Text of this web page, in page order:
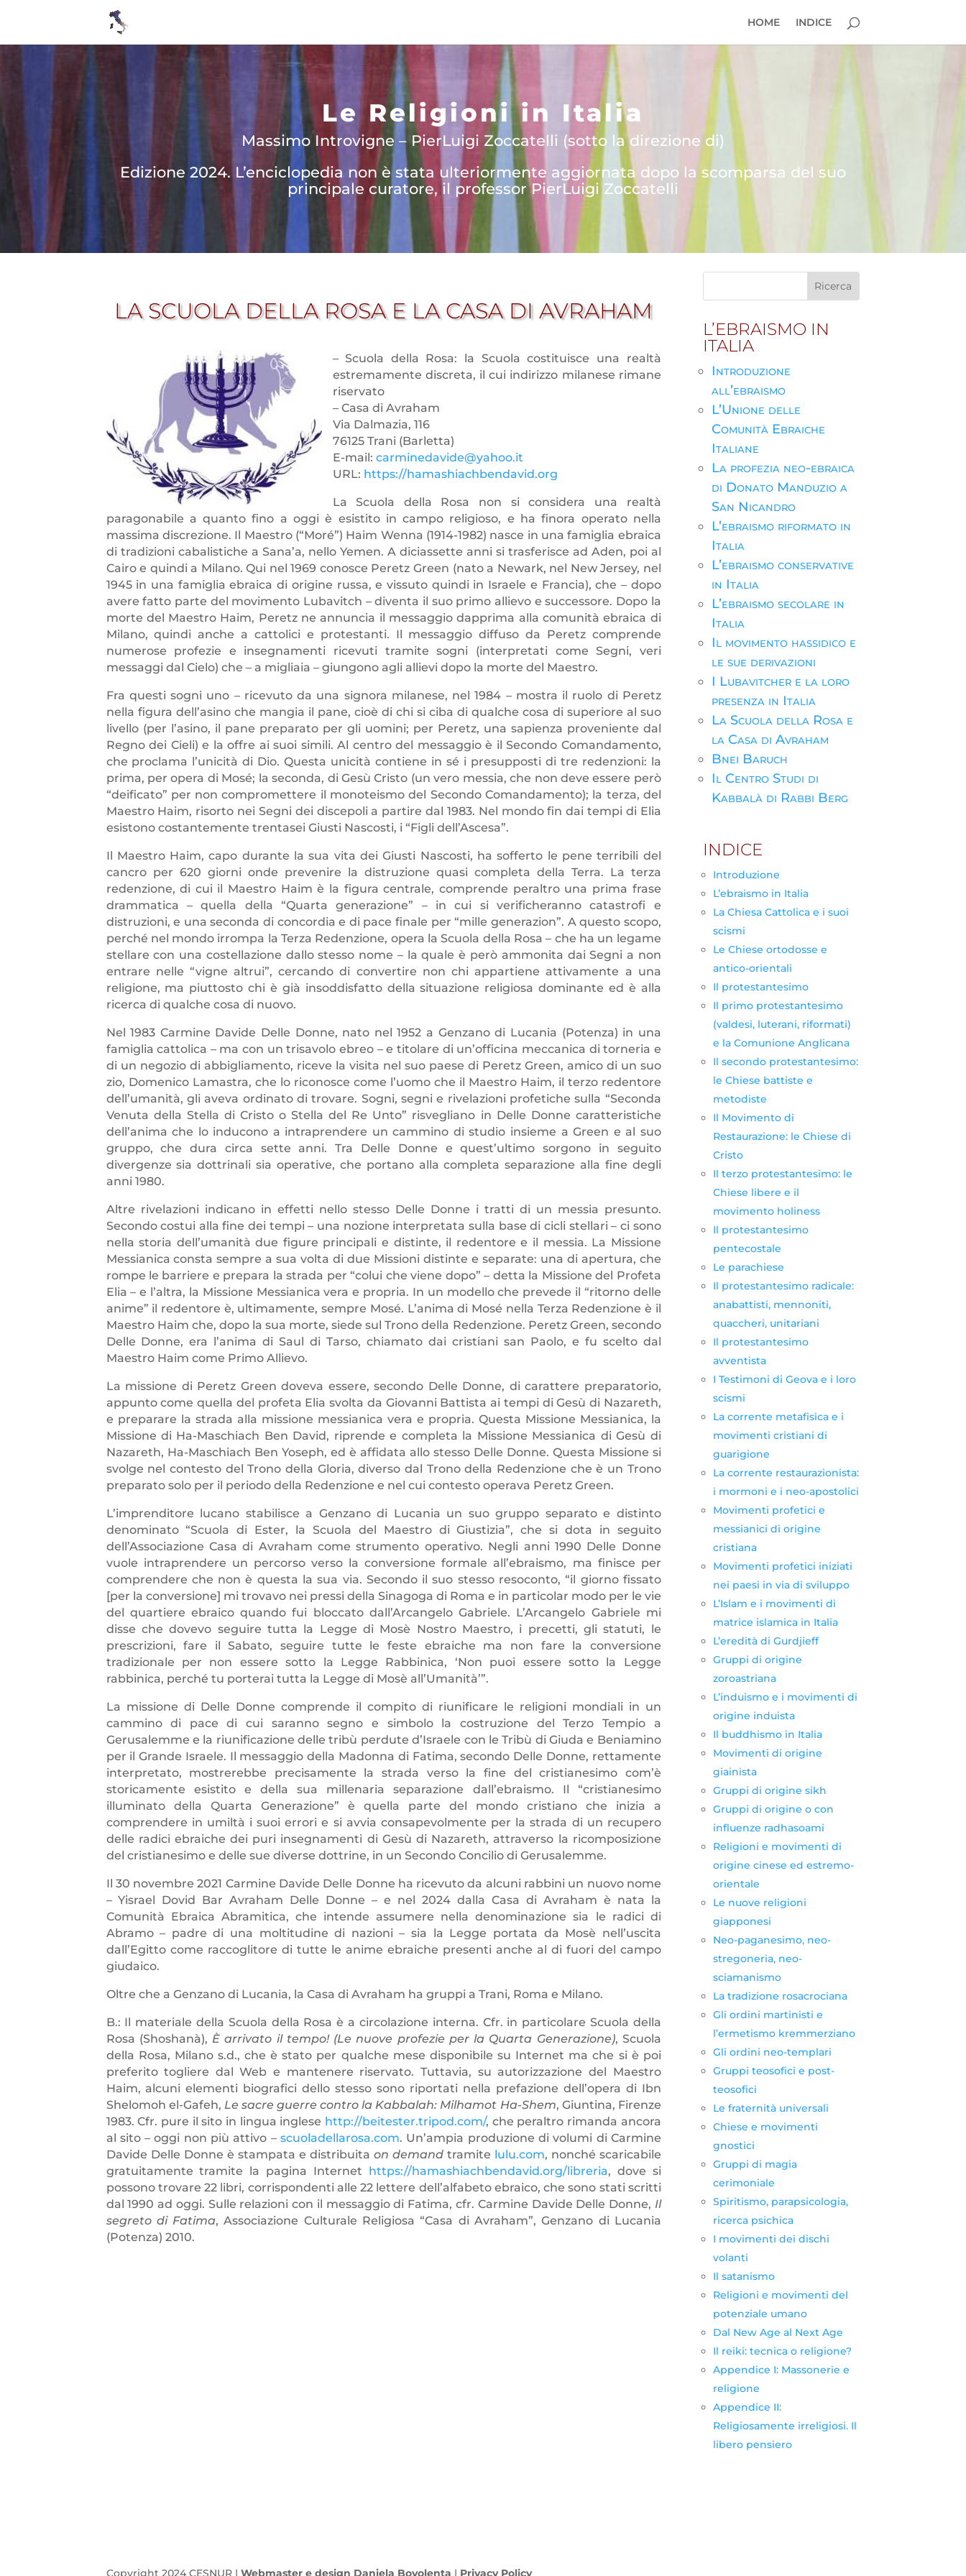
HOME INDICE
Le Religioni in Italia
Massimo Introvigne – PierLuigi Zoccatelli (sotto la direzione di)
Edizione 2024. L’enciclopedia non è stata ulteriormente aggiornata dopo la scomparsa del suo
principale curatore, il professor PierLuigi Zoccatelli
LA SCUOLA DELLA ROSA E LA CASA DI AVRAHAM
– Scuola della Rosa: la Scuola costituisce una realtà
estremamente discreta, il cui indirizzo milanese rimane
riservato
– Casa di Avraham
Via Dalmazia, 116
76125 Trani (Barletta)
E-mail: carminedavide@yahoo.it
URL: https://hamashiachbendavid.org
La Scuola della Rosa non si considera una realtà
paragonabile a quanto fino a oggi è esistito in campo religioso, e ha finora operato nella
massima discrezione. Il Maestro (“Moré”) Haim Wenna (1914-1982) nasce in una famiglia ebraica
di tradizioni cabalistiche a Sana’a, nello Yemen. A diciassette anni si trasferisce ad Aden, poi al
Cairo e quindi a Milano. Qui nel 1969 conosce Peretz Green (nato a Newark, nel New Jersey, nel
1945 in una famiglia ebraica di origine russa, e vissuto quindi in Israele e Francia),che – dopo
avere fatto parte del movimento Lubavitch – diventa il suo primo allievo e successore. Dopo la
morte del Maestro Haim, Peretz ne annuncia il messaggio dapprima alla comunità ebraica di
Milano, quindi anche a cattolici e protestanti. Il messaggio diffuso da Peretz comprende
numerose profezie e insegnamenti ricevuti tramite sogni (interpretati come Segni, veri
messaggi dal Cielo) che – a migliaia – giungono agli allievi dopo la morte del Maestro.
Fra questi sogni uno – ricevuto da una signora milanese, nel 1984 – mostra il ruolo di Peretz
nella figura dell’asino che mangia il pane, cioè di chi si ciba di qualche cosa di superiore al suo
livello (per l’asino, il pane preparato per gli uomini; per Peretz, una sapienza proveniente dal
Regno dei Cieli) e la offre ai suoi simili. Al centro del messaggio è il Secondo Comandamento,
che proclama l’unicità di Dio. Questa unicità contiene in sé i presupposti di tre redenzioni: la
prima, per opera di Mosé; la seconda, di Gesù Cristo (un vero messia, che non deve essere però
“deificato” per non compromettere il monoteismo del Secondo Comandamento); la terza, del
Maestro Haim, risorto nei Segni dei discepoli a partire dal 1983. Nel mondo fin dai tempi di Elia
esistono costantemente trentasei Giusti Nascosti, i “Figli dell’Ascesa”.
Il Maestro Haim, capo durante la sua vita dei Giusti Nascosti, ha sofferto le pene terribili del
cancro per 620 giorni onde prevenire la distruzione quasi completa della Terra. La terza
redenzione, di cui il Maestro Haim è la figura centrale, comprende peraltro una prima frase
drammatica – quella della “Quarta generazione” – in cui si verificheranno catastrofi e
distruzioni, e una seconda di concordia e di pace finale per “mille generazion”. A questo scopo,
perché nel mondo irrompa la Terza Redenzione, opera la Scuola della Rosa – che ha un legame
stellare con una costellazione dallo stesso nome – la quale è però ammonita dai Segni a non
entrare nelle “vigne altrui”, cercando di convertire non chi appartiene attivamente a una
religione, ma piuttosto chi è già insoddisfatto della situazione religiosa dominante ed è alla
ricerca di qualche cosa di nuovo.
Nel 1983 Carmine Davide Delle Donne, nato nel 1952 a Genzano di Lucania (Potenza) in una
famiglia cattolica – ma con un trisavolo ebreo – e titolare di un’officina meccanica di torneria e
di un negozio di abbigliamento, riceve la visita nel suo paese di Peretz Green, amico di un suo
zio, Domenico Lamastra, che lo riconosce come l’uomo che il Maestro Haim, il terzo redentore
dell’umanità, gli aveva ordinato di trovare. Sogni, segni e rivelazioni profetiche sulla “Seconda
Venuta della Stella di Cristo o Stella del Re Unto” risvegliano in Delle Donne caratteristiche
dell’anima che lo inducono a intraprendere un cammino di studio insieme a Green e al suo
gruppo, che dura circa sette anni. Tra Delle Donne e quest’ultimo sorgono in seguito
divergenze sia dottrinali sia operative, che portano alla completa separazione alla fine degli
anni 1980.
Altre rivelazioni indicano in effetti nello stesso Delle Donne i tratti di un messia presunto.
Secondo costui alla fine dei tempi – una nozione interpretata sulla base di cicli stellari – ci sono
nella storia dell’umanità due figure principali e distinte, il redentore e il messia. La Missione
Messianica consta sempre a sua volta di due Missioni distinte e separate: una di apertura, che
rompe le barriere e prepara la strada per “colui che viene dopo” – detta la Missione del Profeta
Elia – e l’altra, la Missione Messianica vera e propria. In un modello che prevede il “ritorno delle
anime” il redentore è, ultimamente, sempre Mosé. L’anima di Mosé nella Terza Redenzione è il
Maestro Haim che, dopo la sua morte, siede sul Trono della Redenzione. Peretz Green, secondo
Delle Donne, era l’anima di Saul di Tarso, chiamato dai cristiani san Paolo, e fu scelto dal
Maestro Haim come Primo Allievo.
La missione di Peretz Green doveva essere, secondo Delle Donne, di carattere preparatorio,
appunto come quella del profeta Elia svolta da Giovanni Battista ai tempi di Gesù di Nazareth,
e preparare la strada alla missione messianica vera e propria. Questa Missione Messianica, la
Missione di Ha-Maschiach Ben David, riprende e completa la Missione Messianica di Gesù di
Nazareth, Ha-Maschiach Ben Yoseph, ed è affidata allo stesso Delle Donne. Questa Missione si
svolge nel contesto del Trono della Gloria, diverso dal Trono della Redenzione che è un Trono
preparato solo per il periodo della Redenzione e nel cui contesto operava Peretz Green.
L’imprenditore lucano stabilisce a Genzano di Lucania un suo gruppo separato e distinto
denominato “Scuola di Ester, la Scuola del Maestro di Giustizia”, che si dota in seguito
dell’Associazione Casa di Avraham come strumento operativo. Negli anni 1990 Delle Donne
vuole intraprendere un percorso verso la conversione formale all’ebraismo, ma finisce per
comprendere che non è questa la sua via. Secondo il suo stesso resoconto, “il giorno fissato
[per la conversione] mi trovavo nei pressi della Sinagoga di Roma e in particolar modo per le vie
del quartiere ebraico quando fui bloccato dall’Arcangelo Gabriele. L’Arcangelo Gabriele mi
disse che dovevo seguire tutta la Legge di Mosè Nostro Maestro, i precetti, gli statuti, le
prescrizioni, fare il Sabato, seguire tutte le feste ebraiche ma non fare la conversione
tradizionale per non essere sotto la Legge Rabbinica, ‘Non puoi essere sotto la Legge
rabbinica, perché tu porterai tutta la Legge di Mosè all’Umanità’”.
La missione di Delle Donne comprende il compito di riunificare le religioni mondiali in un
cammino di pace di cui saranno segno e simbolo la costruzione del Terzo Tempio a
Gerusalemme e la riunificazione delle tribù perdute d’Israele con le Tribù di Giuda e Beniamino
per il Grande Israele. Il messaggio della Madonna di Fatima, secondo Delle Donne, rettamente
interpretato, mostrerebbe precisamente la strada verso la fine del cristianesimo com’è
storicamente esistito e della sua millenaria separazione dall’ebraismo. Il “cristianesimo
illuminato della Quarta Generazione” è quella parte del mondo cristiano che inizia a
comprendere in umiltà i suoi errori e si avvia consapevolmente per la strada di un recupero
delle radici ebraiche dei puri insegnamenti di Gesù di Nazareth, attraverso la ricomposizione
del cristianesimo e delle sue diverse dottrine, in un Secondo Concilio di Gerusalemme.
Il 30 novembre 2021 Carmine Davide Delle Donne ha ricevuto da alcuni rabbini un nuovo nome
– Yisrael Dovid Bar Avraham Delle Donne – e nel 2024 dalla Casa di Avraham è nata la
Comunità Ebraica Abramitica, che intende assumere nella denominazione sia le radici di
Abramo – padre di una moltitudine di nazioni – sia la Legge portata da Mosè nell’uscita
dall’Egitto come raccoglitore di tutte le anime ebraiche presenti anche al di fuori del campo
giudaico.
Oltre che a Genzano di Lucania, la Casa di Avraham ha gruppi a Trani, Roma e Milano.
B.: Il materiale della Scuola della Rosa è a circolazione interna. Cfr. in particolare Scuola della
Rosa (Shoshanà), È arrivato il tempo! (Le nuove profezie per la Quarta Generazione), Scuola
della Rosa, Milano s.d., che è stato per qualche mese disponibile su Internet ma che si è poi
preferito togliere dal Web e mantenere riservato. Tuttavia, su autorizzazione del Maestro
Haim, alcuni elementi biografici dello stesso sono riportati nella prefazione dell’opera di Ibn
Shelomoh el-Gafeh, Le sacre guerre contro la Kabbalah: Milhamot Ha-Shem, Giuntina, Firenze
1983. Cfr. pure il sito in lingua inglese http://beitester.tripod.com/, che peraltro rimanda ancora
al sito – oggi non più attivo – scuoladellarosa.com. Un’ampia produzione di volumi di Carmine
Davide Delle Donne è stampata e distribuita on demandtramite lulu.com, nonché scaricabile
gratuitamente tramite la pagina Internet https://hamashiachbendavid.org/libreria, dove si
possono trovare 22 libri, corrispondenti alle 22 lettere dell’alfabeto ebraico, che sono stati scritti
dal 1990 ad oggi. Sulle relazioni con il messaggio di Fatima, cfr. Carmine Davide Delle Donne, Il
segreto di Fatima, Associazione Culturale Religiosa “Casa di Avraham”, Genzano di Lucania
(Potenza) 2010.
L’EBRAISMO IN
ITALIA
Introduzione
all’ebraismo
L’Unione delle
Comunità Ebraiche
Italiane
La profezia neo-ebraica
di Donato Manduzio a
San Nicandro
L’ebraismo riformato in
Italia
L’ebraismo conservative
in Italia
L’ebraismo secolare in
Italia
Il movimento hassidico e
le sue derivazioni
I Lubavitcher e la loro
presenza in Italia
La Scuola della Rosa e
la Casa di Avraham
Bnei Baruch
Il Centro Studi di
Kabbalà di Rabbi Berg
INDICE
Introduzione
L’ebraismo in Italia
La Chiesa Cattolica e i suoi
scismi
Le Chiese ortodosse e
antico-orientali
Il protestantesimo
Il primo protestantesimo
(valdesi, luterani, riformati)
e la Comunione Anglicana
Il secondo protestantesimo:
le Chiese battiste e
metodiste
Il Movimento di
Restaurazione: le Chiese di
Cristo
Il terzo protestantesimo: le
Chiese libere e il
movimento holiness
Il protestantesimo
pentecostale
Le parachiese
Il protestantesimo radicale:
anabattisti, mennoniti,
quaccheri, unitariani
Il protestantesimo
avventista
I Testimoni di Geova e i loro
scismi
La corrente metafisica e i
movimenti cristiani di
guarigione
La corrente restaurazionista:
i mormoni e i neo-apostolici
Movimenti profetici e
messianici di origine
cristiana
Movimenti profetici iniziati
nei paesi in via di sviluppo
L’Islam e i movimenti di
matrice islamica in Italia
L’eredità di Gurdjieff
Gruppi di origine
zoroastriana
L’induismo e i movimenti di
origine induista
Il buddhismo in Italia
Movimenti di origine
giainista
Gruppi di origine sikh
Gruppi di origine o con
influenze radhasoami
Religioni e movimenti di
origine cinese ed estremo-
orientale
Le nuove religioni
giapponesi
Neo-paganesimo, neo-
stregoneria, neo-
sciamanismo
La tradizione rosacrociana
Gli ordini martinisti e
l’ermetismo kremmerziano
Gli ordini neo-templari
Gruppi teosofici e post-
teosofici
Le fraternità universali
Chiese e movimenti
gnostici
Gruppi di magia
cerimoniale
Spiritismo, parapsicologia,
ricerca psichica
I movimenti dei dischi
volanti
Il satanismo
Religioni e movimenti del
potenziale umano
Dal New Age al Next Age
Il reiki: tecnica o religione?
Appendice I: Massonerie e
religione
Appendice II:
Religiosamente irreligiosi. Il
libero pensiero
Copyright 2024 CESNUR | Webmaster e design Daniela Bovolenta | Privacy Policy